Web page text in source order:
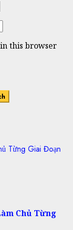
this browser
Từng Giai Đoạn
Chủ Từng